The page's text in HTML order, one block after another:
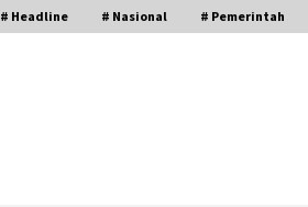
# Headline # Nasional # Pemerintah